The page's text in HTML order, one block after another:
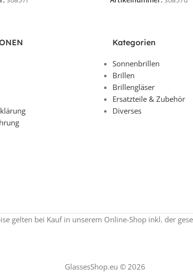
Kategorien
Sonnenbrillen
Brillen
Brillengläser
Ersatzteile & Zubehör
Diverses
gelten bei Kauf in unserem Online-Shop inkl. der
GlassesShop.eu © 2026